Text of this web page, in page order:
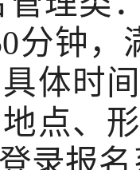
分钟，
体时
点、
录报